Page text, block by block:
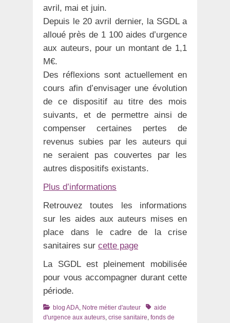
avril, mai et juin.
Depuis le 20 avril dernier, la SGDL a
alloué près de 1 100 aides d’urgence
aux auteurs, pour un montant de 1,1
M€.
Des réflexions sont actuellement en
cours afin d’envisager une évolution
de ce dispositif au titre des mois
suivants, et de permettre ainsi de
compenser certaines pertes de
revenus subies par les auteurs qui
ne seraient pas couvertes par les
autres dispositifs existants.
Plus d’informations
Retrouvez toutes les informations
sur les aides aux auteurs mises en
place dans le cadre de la crise
sanitaires sur cette page
La SGDL est pleinement mobilisée
pour vous accompagner durant cette
période.
Catégories
blog ADA, Notre métier d'auteur Tagsaide
d'urgence aux auteurs, crise sanitaire, fonds de